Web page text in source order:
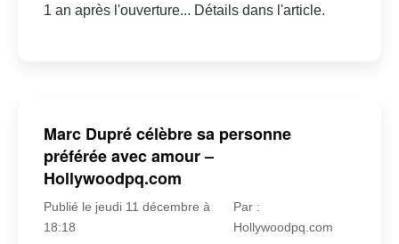
1 an après l'ouverture... Détails dans l'article.
Marc Dupré célèbre sa personne
préférée avec amour –
Hollywoodpq.com
Publié le jeudi 11 décembre à
18:18
Par :
Hollywoodpq.com